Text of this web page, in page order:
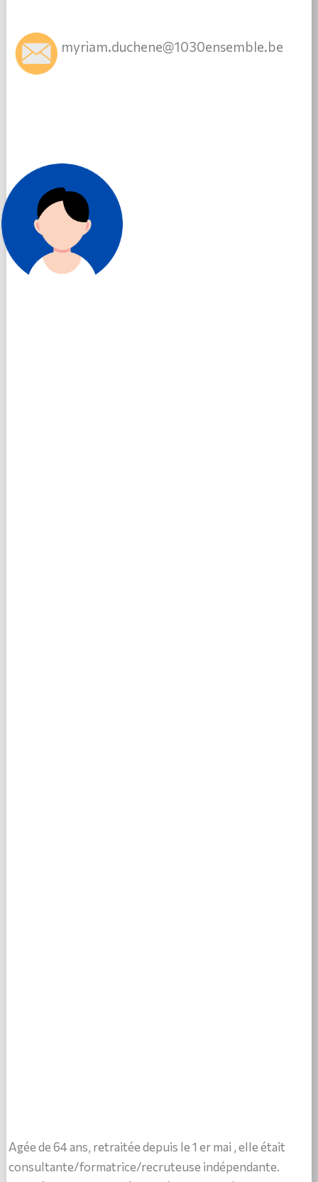
myriam.duchene@1030ensemble.be
Agée de 64 ans, retraitée depuis le 1 er mai , elle était
consultante/formatrice/recruteuse indépendante.